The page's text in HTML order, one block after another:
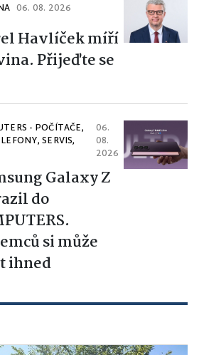
06. 08. 2026
Havlíček míří
Přijeďte se
- POČÍTAČE,
SERVIS,
06.
08.
2026
Galaxy Z
do
si může
ihned